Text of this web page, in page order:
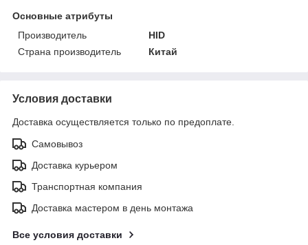
Основные атрибуты
Производитель
HID
Страна производитель
Китай
Условия доставки
Доставка осуществляется только по предоплате.
Самовывоз
Доставка курьером
Транспортная компания
Доставка мастером в день монтажа
Все условия доставки